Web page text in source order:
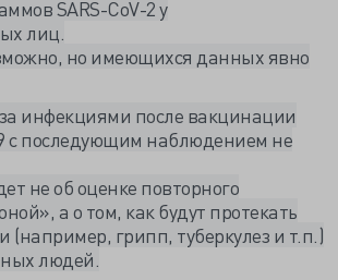
SARS-CoV-2 у
лиц.
но имеющихся данных явно
инфекциями после вакцинации
с последующим наблюдением не
не об оценке повторного
а о том, как будут протекать
(например, грипп, туберкулез и т.п.)
людей.